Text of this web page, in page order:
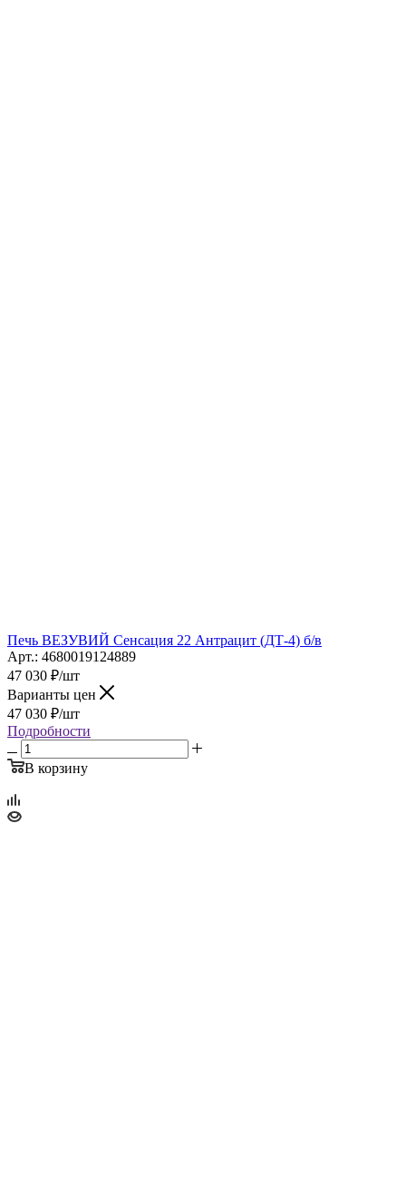
Печь ВЕЗУВИЙ Сенсация 22 Антрацит (ДТ-4) б/в
Арт.: 4680019124889
47 030 ₽/шт
Варианты цен
47 030 ₽/шт
Подробности
В корзину